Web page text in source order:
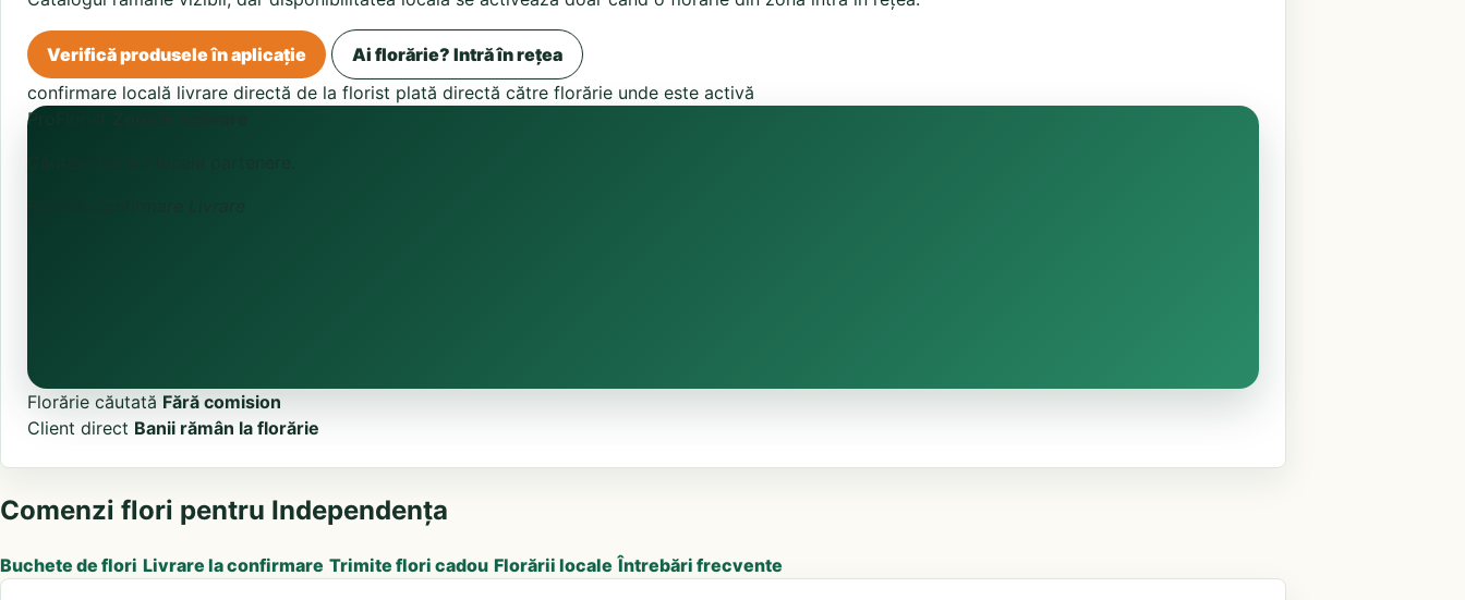
Verifică produsele în aplicație
Ai florărie? Intră în rețea
confirmare locală livrare directă de la florist plată directă către florărie unde este activă
ProFlorist
Florărie căutată Fără comision
Client direct Banii rămân la florărie
Comenzi flori pentru Independența
Buchete de flori Livrare la confirmare Trimite flori cadou Florării locale Întrebări frecvente